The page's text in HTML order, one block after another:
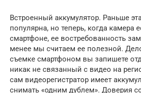
Встроенный аккумулятор. Раньше
популярна, но теперь, когда камера
смартфоне, ее востребованность
менее мы считаем ее полезной.
съемке смартфоном вы запишете
никак не связанный с видео на
сам видеорегистратор имеет
снимать «одним дублем». Доверия